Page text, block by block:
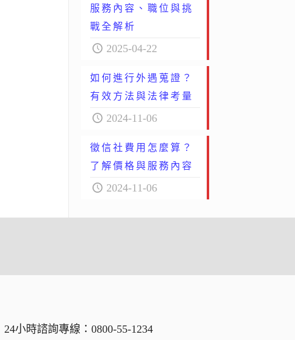
服務內容、職位與挑
戰全解析
2025-04-22
如何進行外遇蒐證？
有效方法與法律考量
2024-11-06
徵信社費用怎麼算？
了解價格與服務內容
2024-11-06
24小時諮詢專線： 0800-55-1234